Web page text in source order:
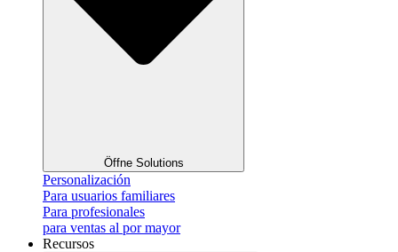
Öffne Solutions
Personalización
Para usuarios familiares
Para profesionales
para ventas al por mayor
Recursos